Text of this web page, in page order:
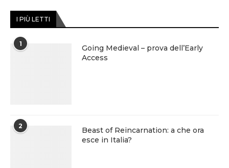
I PIÙ LETTI
1
Going Medieval – prova dell’Early
Access
2
Beast of Reincarnation: a che ora
esce in Italia?